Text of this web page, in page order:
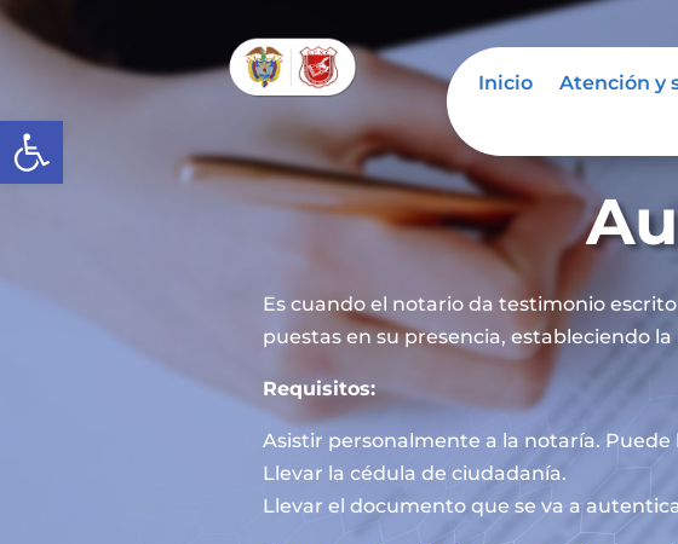
Abrir barra de herramientas
Inicio Atención y
Es cuando el notario da testimonio
puestas en su presencia, estableciendo
Requisitos:
Asistir personalmente a la notaría.
Llevar la cédula de ciudadanía.
Llevar el documento que se va a